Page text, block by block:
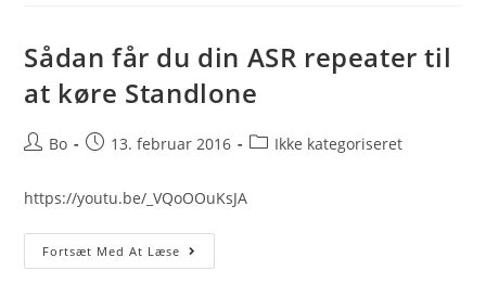
Sådan får du din ASR repeater til
at køre Standlone
PostBo
Post13. februar 2016
PostIkke kategoriseret
https://youtu.be/_VQoOOuKsJA
Fortsæt Med At Læse Sådan
Får